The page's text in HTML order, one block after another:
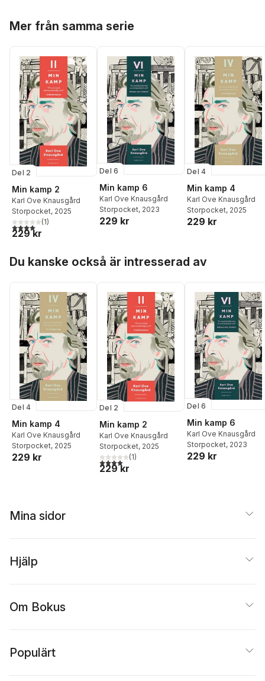
Mer från samma serie
Del 2
Min kamp 2
Karl Ove Knausgård
Storpocket, 2025
4,0utav 5 stjärnor. Totalt antal röster:
(1)
229 kr
Del 6
Min kamp 6
Karl Ove Knausgård
Storpocket, 2023
229 kr
Del 4
Min kamp 4
Karl Ove Knausgård
Storpocket, 2025
229 kr
Du kanske också är intresserad av
Del 4
Min kamp 4
Karl Ove Knausgård
Storpocket, 2025
229 kr
Del 2
Min kamp 2
Karl Ove Knausgård
Storpocket, 2025
4,0utav 5 stjärnor. Totalt antal röster:
(1)
229 kr
Del 6
Min kamp 6
Karl Ove Knausgård
Storpocket, 2023
229 kr
Mina sidor
Hjälp
Om Bokus
Populärt